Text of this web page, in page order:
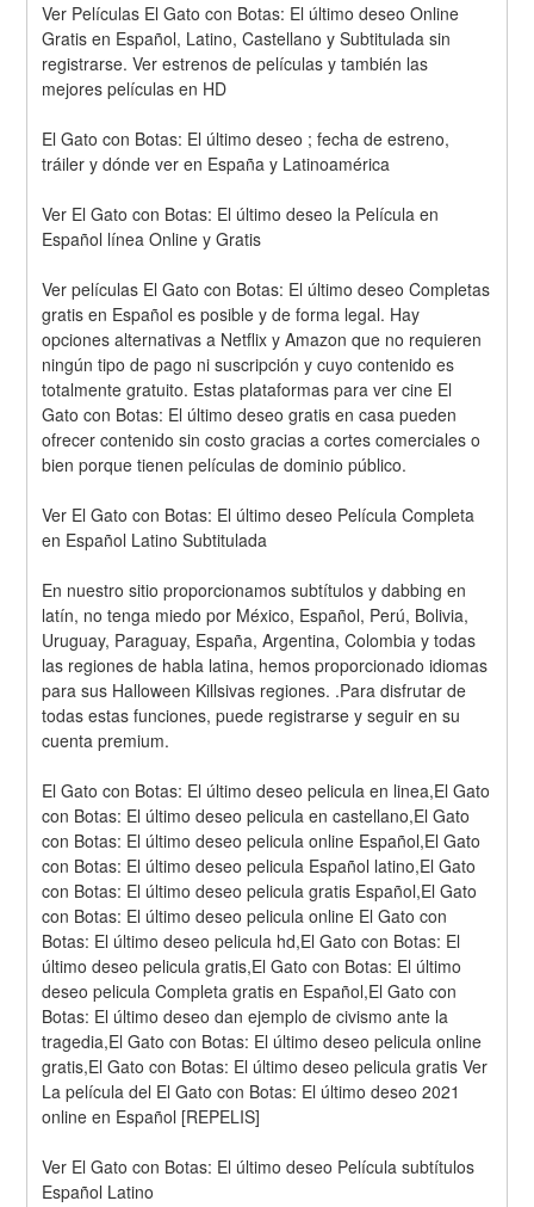
Ver Películas El Gato con Botas: El último deseo Online
Gratis en Español, Latino, Castellano y Subtitulada sin
registrarse. Ver estrenos de películas y también las
mejores películas en HD
El Gato con Botas: El último deseo ; fecha de estreno,
tráiler y dónde ver en España y Latinoamérica
Ver El Gato con Botas: El último deseo la Película en
Español línea Online y Gratis
Ver películas El Gato con Botas: El último deseo Completas
gratis en Español es posible y de forma legal. Hay
opciones alternativas a Netflix y Amazon que no requieren
ningún tipo de pago ni suscripción y cuyo contenido es
totalmente gratuito. Estas plataformas para ver cine El
Gato con Botas: El último deseo gratis en casa pueden
ofrecer contenido sin costo gracias a cortes comerciales o
bien porque tienen películas de dominio público.
Ver El Gato con Botas: El último deseo Película Completa
en Español Latino Subtitulada
En nuestro sitio proporcionamos subtítulos y dabbing en
latín, no tenga miedo por México, Español, Perú, Bolivia,
Uruguay, Paraguay, España, Argentina, Colombia y todas
las regiones de habla latina, hemos proporcionado idiomas
para sus Halloween Killsivas regiones. .Para disfrutar de
todas estas funciones, puede registrarse y seguir en su
cuenta premium.
El Gato con Botas: El último deseo pelicula en linea,El Gato
con Botas: El último deseo pelicula en castellano,El Gato
con Botas: El último deseo pelicula online Español,El Gato
con Botas: El último deseo pelicula Español latino,El Gato
con Botas: El último deseo pelicula gratis Español,El Gato
con Botas: El último deseo pelicula online El Gato con
Botas: El último deseo pelicula hd,El Gato con Botas: El
último deseo pelicula gratis,El Gato con Botas: El último
deseo pelicula Completa gratis en Español,El Gato con
Botas: El último deseo dan ejemplo de civismo ante la
tragedia,El Gato con Botas: El último deseo pelicula online
gratis,El Gato con Botas: El último deseo pelicula gratis Ver
La película del El Gato con Botas: El último deseo 2021
online en Español [REPELIS]
Ver El Gato con Botas: El último deseo Película subtítulos
Español Latino